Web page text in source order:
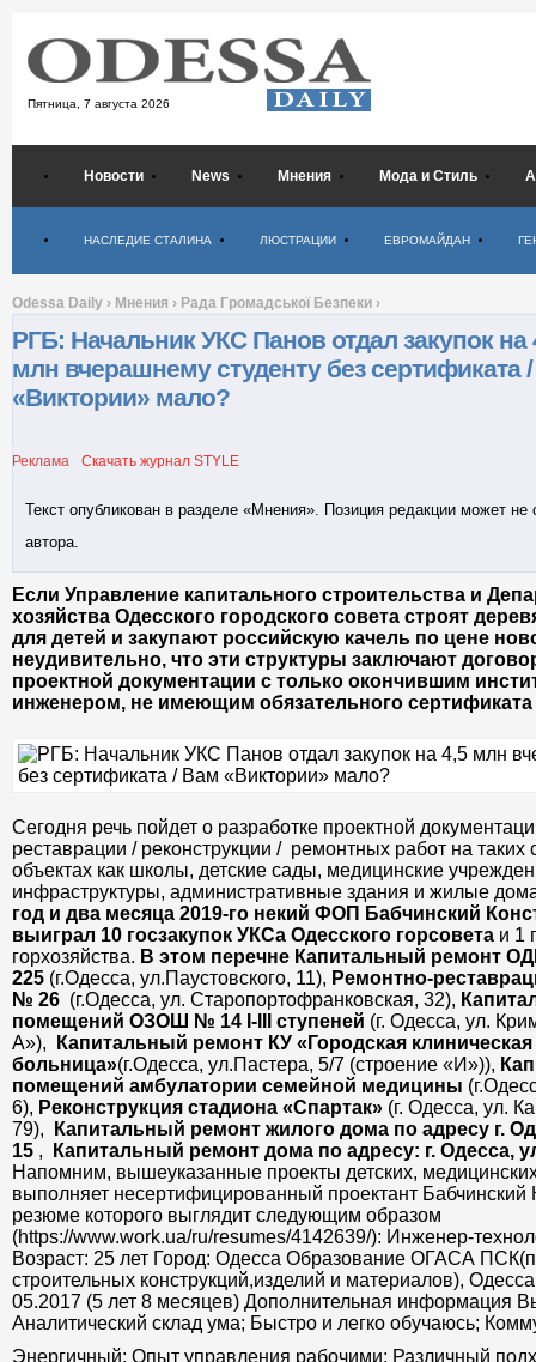
Пятница, 7 августа 2026
Новости News Мнения Мода и Стиль
НАСЛЕДИЕ СТАЛИНА ЛЮСТРАЦИИ ЕВРОМАЙДАН
Odessa Daily › Мнения › Рада Громадської Безпеки ›
РГБ: Начальник УКС Панов отдал закупок на
млн вчерашнему студенту без сертификата
«Виктории» мало?
Реклама Скачать журнал STYLE
Текст опубликован в разделе «Мнения». Позиция редакции может
автора.
Если Управление капитального строительства и
хозяйства Одесского городского совета строят
для детей и закупают российскую качель по цене
неудивительно, что эти структуры заключают
проектной документации с только окончившим
инженером, не имеющим обязательного сертификата
Сегодня речь пойдет о разработке проектной
реставрации / реконструкции / ремонтных работ на
объектах как школы, детские сады, медицинские
инфраструктуры, административные здания и жилые
год и два месяца 2019-го некий ФОП Бабчинский
выиграл 10 госзакупок УКСа Одесского горсовета и 1
горхозяйства. В этом перечне Капитальный ремонт
225 (г.Одесса, ул.Паустовского, 11), Ремонтно-
№ 26 (г.Одесса, ул. Старопортофранковская, 32),
помещений ОЗОШ № 14 І-ІII ступеней (г. Одесса, ул.
А»),
Капитальный ремонт КУ «Городская
больница»(г.Одесса, ул.Пастера, 5/7 (строение «И»)),
помещений амбулатории семейной медицины
6), Реконструкция стадиона «Спартак» (г. Одесса, ул.
79),
Капитальный ремонт жилого дома по адресу г.
15 ,
Капитальный ремонт дома по адресу: г. Одесса,
Напомним, вышеуказанные проекты детских,
выполняет несертифицированный проектант Бабчинский
резюме которого выглядит следующим образом
(https://www.work.ua/ru/resumes/4142639/): Инженер-
Возраст: 25 лет Город: Одесса Образование ОГАСА
строительных конструкций,изделий и материалов),
05.2017 (5 лет 8 месяцев) Дополнительная информация
Аналитический склад ума; Быстро и легко обучаюсь;
Энергичный; Опыт управления рабочими; Различный